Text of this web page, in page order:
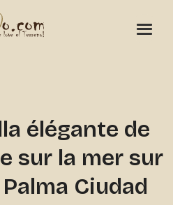
élégante de
sur la mer sur
Ciudad